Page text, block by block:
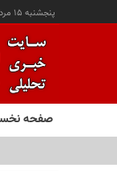
پنجشنبه ۱۵ مرداد ۱۴۰۵
صفحه